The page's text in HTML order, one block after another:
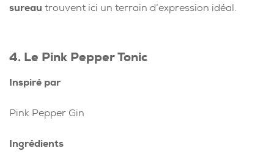
sureau trouvent ici un terrain d’expression idéal.
4. Le Pink Pepper Tonic
Inspiré par
Pink Pepper Gin
Ingrédients